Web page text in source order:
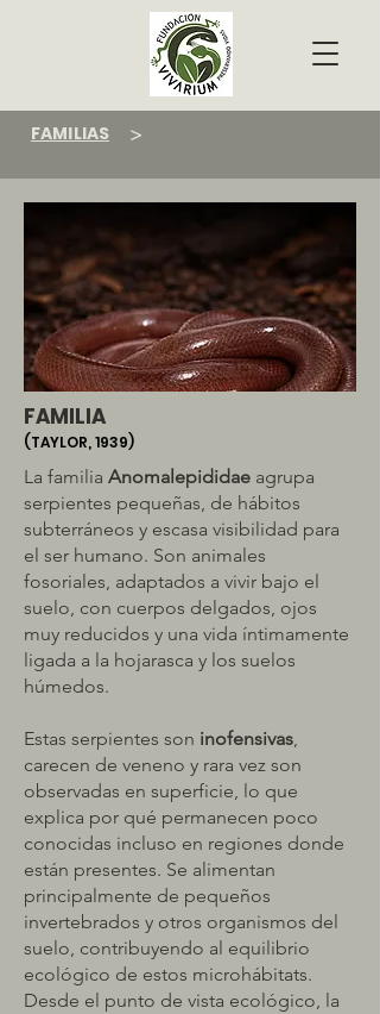
FAMILIAS >
FAMILIA
(TAYLOR, 1939)
La familia Anomalepididae agrupa
serpientes pequeñas, de hábitos
subterráneos y escasa visibilidad para
el ser humano. Son animales
fosoriales, adaptados a vivir bajo el
suelo, con cuerpos delgados, ojos
muy reducidos y una vida íntimamente
ligada a la hojarasca y los suelos
húmedos.
Estas serpientes son inofensivas,
carecen de veneno y rara vez son
observadas en superficie, lo que
explica por qué permanecen poco
conocidas incluso en regiones donde
están presentes. Se alimentan
principalmente de pequeños
invertebrados y otros organismos del
suelo, contribuyendo al equilibrio
ecológico de estos microhábitats.
Desde el punto de vista ecológico, la